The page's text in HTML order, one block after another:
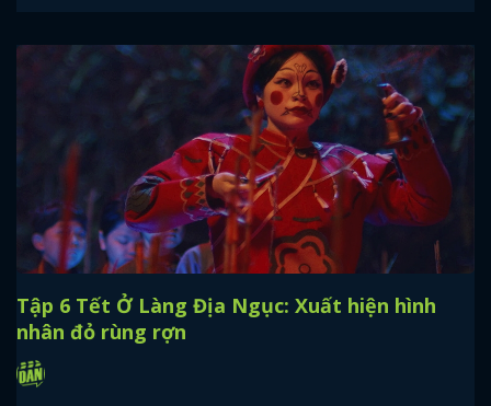
Tập 6 Tết Ở Làng Địa Ngục: Xuất hiện hình
nhân đỏ rùng rợn